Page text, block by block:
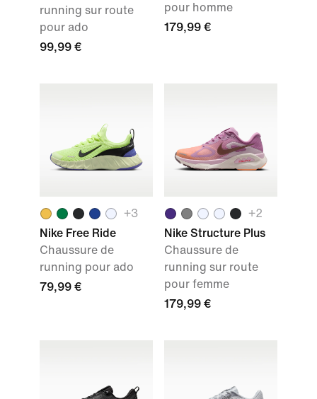
running sur route
pour ado
99,99 €
pour homme
179,99 €
+3
Nike Free Ride
Chaussure de
running pour ado
79,99 €
+2
Nike Structure Plus
Chaussure de
running sur route
pour femme
179,99 €